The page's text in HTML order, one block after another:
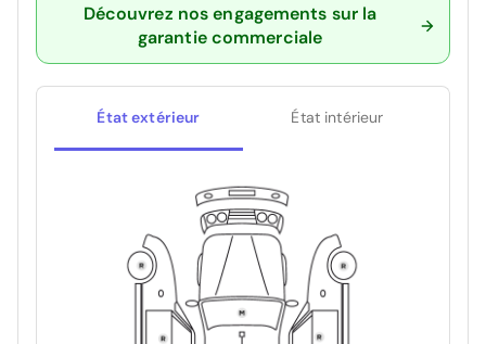
Découvrez nos engagements sur la
garantie commerciale
État extérieur État intérieur